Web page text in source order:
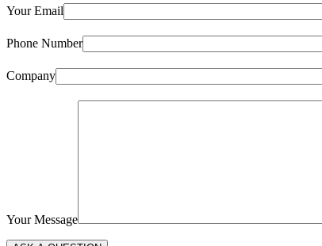
Your Email
Phone Number
Company
Your Message